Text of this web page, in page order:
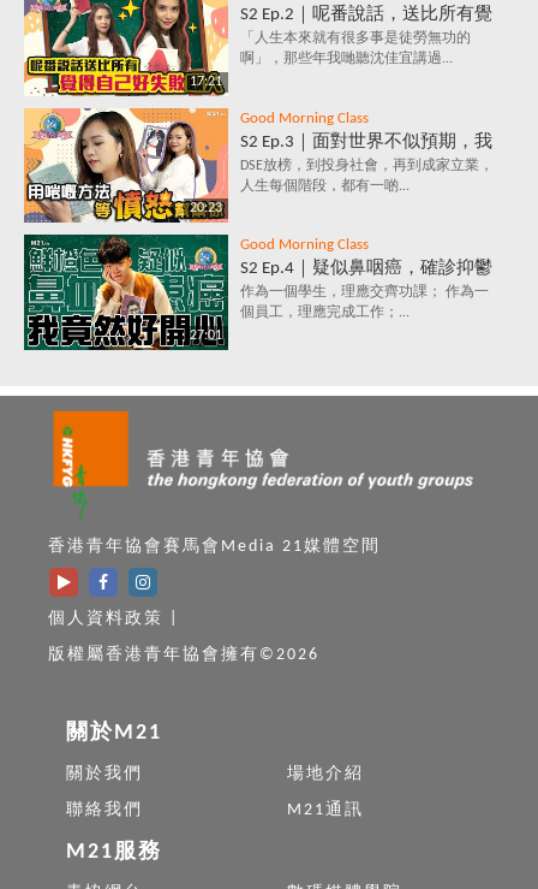
17:21
S2 Ep.2｜呢番說話，送比所有覺
得自己好失敗嘅人｜放棄好唔
好？堅持值唔值？人生到底有咩
「人生本來就有很多事是徒勞無功的
啊」，那些年我哋聽沈佳宜講過...
20:23
Good Morning Class
S2 Ep.3｜面對世界不似預期，我
要保持憤怒？｜負面情緒背後鮮
為人知的含義，你知道嗎？
DSE放榜，到投身社會，再到成家立業，
人生每個階段，都有一啲...
27:01
Good Morning Class
S2 Ep.4｜疑似鼻咽癌，確診抑鬱
症，究竟點解會咁？唔洗睇醫
生，唔洗食藥，都可以打敗抑鬱
作為一個學生，理應交齊功課； 作為一
個員工，理應完成工作；...
香港青年協會賽馬會Media 21媒體空間
個人資料政策
版權屬香港青年協會擁有©2026
關於M21
關於我們
場地介紹
聯絡我們
M21通訊
M21服務